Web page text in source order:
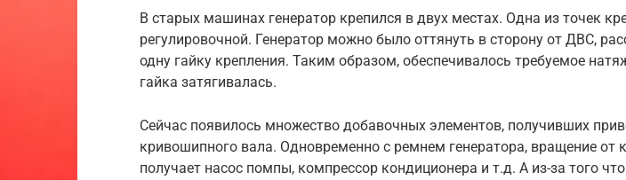
В старых машинах генератор крепился в двух местах. Одна из точек
регулировочной. Генератор можно было оттянуть в сторону от ДВС,
одну гайку крепления. Таким образом, обеспечивалось требуемое
гайка затягивалась.
Сейчас появилось множество добавочных элементов, получивших
кривошипного вала. Одновременно с ремнем генератора, вращение от
получает насос помпы, компрессор кондиционера и т.д. А из-за того